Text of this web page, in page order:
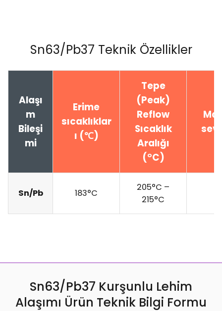
Sn63/Pb37 Teknik Özellikler
Alaşı
m
Bileşi
mi
Erime
sıcaklıklar
ı (℃)
Tepe
(Peak)
Reflow
Sıcaklık
Aralığı
(°C)
Sn/Pb 183°C
205°C –
215°C
Sn63/Pb37 Kurşunlu Lehim
Alaşımı Ürün Teknik Bilgi Formu